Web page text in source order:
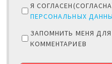
Я
ПЕРСОНАЛЬНЫХ
ЗАПОМНИТЬ МЕНЯ
КОММЕНТАРИЕВ